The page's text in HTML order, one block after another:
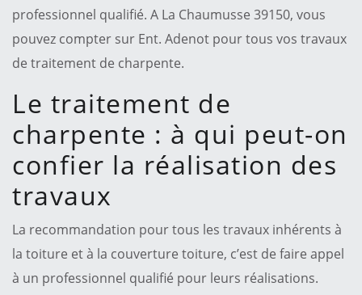
professionnel qualifié. A La Chaumusse 39150, vous
pouvez compter sur Ent. Adenot pour tous vos travaux
de traitement de charpente.
Le traitement de
charpente : à qui peut-on
confier la réalisation des
travaux
La recommandation pour tous les travaux inhérents à
la toiture et à la couverture toiture, c’est de faire appel
à un professionnel qualifié pour leurs réalisations.